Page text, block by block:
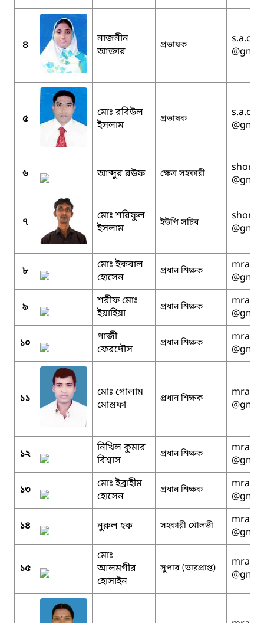
৪
নাজনীন
আক্তার
প্রভাষক
৫
মোঃ রবিউল
ইসলাম
প্রভাষক
৬ আব্দুর রউফ ক্ষেত্র সহকারী
৭
মোঃ শরিফুল
ইসলাম
ইউপি সচিব
৮
মোঃ ইকবাল
হোসেন
প্রধান শিক্ষক
৯
শরীফ মোঃ
ইয়াহিয়া
প্রধান শিক্ষক
১০
গাজী
ফেরদৌস
প্রধান শিক্ষক
১১
মোঃ গোলাম
মোস্তফা
প্রধান শিক্ষক
১২
নিখিল কুমার
বিশ্বাস
প্রধান শিক্ষক
১৩
মোঃ ইব্রাহীম
হোসেন
প্রধান শিক্ষক
১৪ নুরুল হক সহকারী মৌলভী
১৫
মোঃ
আলমগীর
হোসাইন
সুপার (ভারপ্রাপ্ত)